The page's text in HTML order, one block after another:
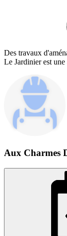
Des travaux
Le Jardinier est une
Aux Charmes